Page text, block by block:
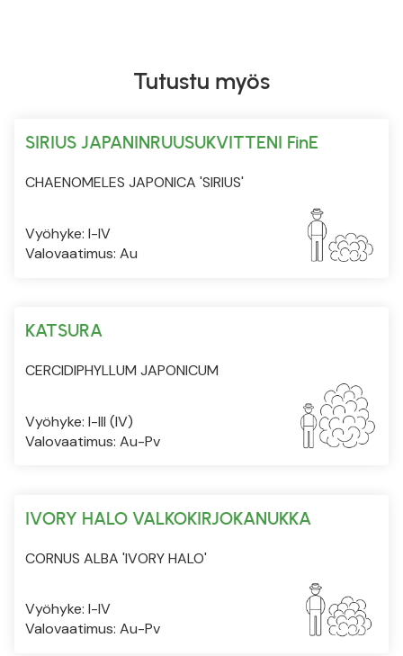
Tutustu myös
SIRIUS JAPANINRUUSUKVITTENI FinE
CHAENOMELES JAPONICA 'SIRIUS'
Vyöhyke: I-IV
Valovaatimus: Au
KATSURA
CERCIDIPHYLLUM JAPONICUM
Vyöhyke: I-III (IV)
Valovaatimus: Au-Pv
IVORY HALO VALKOKIRJOKANUKKA
CORNUS ALBA 'IVORY HALO'
Vyöhyke: I-IV
Valovaatimus: Au-Pv